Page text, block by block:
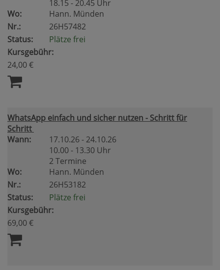
18.15 - 20.45 Uhr
Wo:
Hann. Münden
Nr.:
26H57482
Status:
Plätze frei
Kursgebühr:
24,00 €
WhatsApp einfach und sicher nutzen - Schritt für
Schritt
Wann:
17.10.26 - 24.10.26
10.00 - 13.30 Uhr
2 Termine
Wo:
Hann. Münden
Nr.:
26H53182
Status:
Plätze frei
Kursgebühr:
69,00 €